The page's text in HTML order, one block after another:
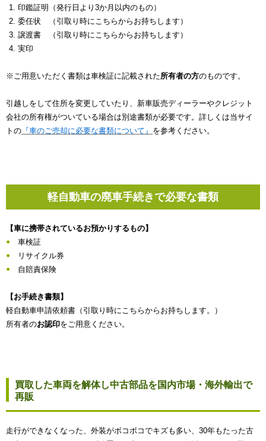
印鑑証明（発行日より3か月以内のもの）
委任状 （引取り時にこちらからお持ちします）
譲渡書 （引取り時にこちらからお持ちします）
実印
※ご用意いただく書類は車検証に記載された所有者の方のものです。
引越しをして住所を変更していたり、新車販売ディーラーやクレジット
会社の所有権がついている場合は別途書類が必要です。詳しくは当サイ
トの 『車のご売却に必要な書類について』 を参考ください。
軽自動車の廃車手続きで必要な書類
【車に携帯されているお預かりするもの】
車検証
リサイクル券
自賠責保険
【お手続き書類】
軽自動車申請依頼書（引取り時にこちらからお持ちします。）
所有者のお認印をご用意ください。
買取した車両を解体し中古部品を国内市場・海外輸出で
再販
走行ができなくなった、外装がボコボコでキズも多い、30年もたった古